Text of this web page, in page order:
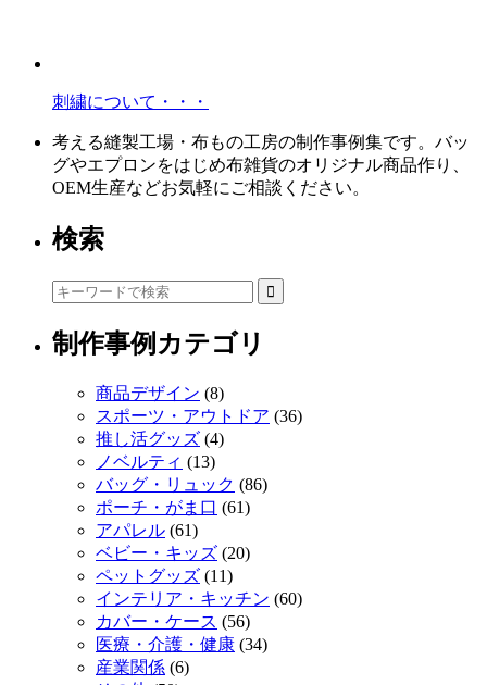
刺繍について・・・
考える縫製工場・布もの工房の制作事例集です。バッ
グやエプロンをはじめ布雑貨のオリジナル商品作り、
OEM生産などお気軽にご相談ください。
検索
制作事例カテゴリ
商品デザイン (8)
スポーツ・アウトドア (36)
推し活グッズ (4)
ノベルティ (13)
バッグ・リュック (86)
ポーチ・がま口 (61)
アパレル (61)
ベビー・キッズ (20)
ペットグッズ (11)
インテリア・キッチン (60)
カバー・ケース (56)
医療・介護・健康 (34)
産業関係 (6)